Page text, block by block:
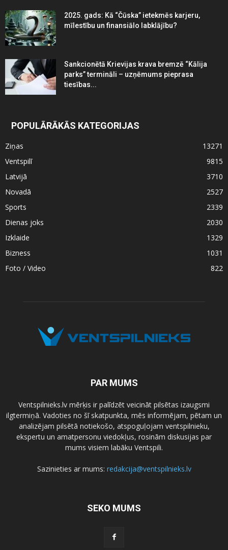
2025. gads: Kā “Čūska” ietekmēs karjeru,
mīlestību un finansiālo labklājību?
Sankcionētā Krievijas krava bremzē “Kālija
parks” termināli – uzņēmums pieprasa
tiesības...
POPULĀRĀKĀS KATEGORIJAS
Ziņas
13271
Ventspilī
9815
Latvijā
3710
Novadā
2527
Sports
2339
Dienas joks
2030
Izklaide
1329
Bizness
1031
Foto / Video
822
PAR MUMS
Ventspilnieks.lv mērķis ir palīdzēt veicināt pilsētas izaugsmi
ilgtermiņā. Vadoties no šī skatpunkta, mēs informējam, pētam un
analizējam pilsētā notiekošo, atspoguļojam ventspilnieku,
ekspertu un amatpersonu viedokļus, rosinām diskusijas par
mums visiem labāku Ventspili.
Sazinieties ar mums: redakcija@ventspilnieks.lv
SEKO MUMS